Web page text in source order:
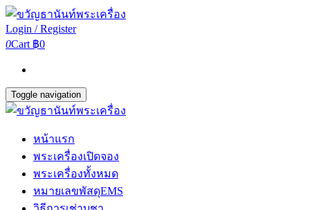
Login / Register
0Cart ฿0
Toggle navigation
หน้าแรก
พระเครื่องเปิดจอง
พระเครื่องทั้งหมด
หมายเลขพัสดุEMS